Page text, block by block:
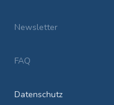
Newsletter
FAQ
Datenschutz